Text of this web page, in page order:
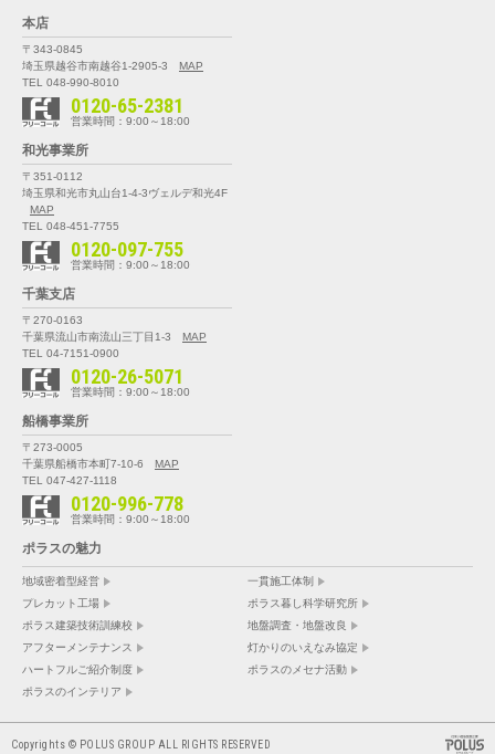
本店
〒343-0845
埼玉県越谷市南越谷1-2905-3
MAP
TEL 048-990-8010
0120-65-2381
営業時間：9:00～18:00
和光事業所
〒351-0112
埼玉県和光市丸山台1-4-3ヴェルデ和光4F
MAP
TEL 048-451-7755
0120-097-755
営業時間：9:00～18:00
千葉支店
〒270-0163
千葉県流山市南流山三丁目1-3
MAP
TEL 04-7151-0900
0120-26-5071
営業時間：9:00～18:00
船橋事業所
〒273-0005
千葉県船橋市本町7-10-6
MAP
TEL 047-427-1118
0120-996-778
営業時間：9:00～18:00
ポラスの魅力
地域密着型経営
一貫施工体制
プレカット工場
ポラス暮し科学研究所
ポラス建築技術訓練校
地盤調査・地盤改良
アフターメンテナンス
灯かりのいえなみ協定
ハートフルご紹介制度
ポラスのメセナ活動
ポラスのインテリア
Copyrights © POLUS GROUP ALL RIGHTS RESERVED